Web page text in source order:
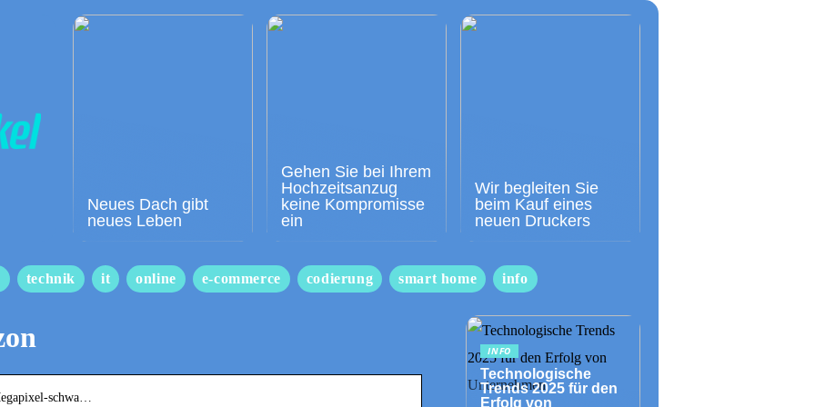
Neues Dach gibt
neues Leben
Gehen Sie bei Ihrem
Hochzeitsanzug
keine Kompromisse
ein
Wir begleiten Sie
beim Kauf eines
neuen Druckers
technik it online e-commerce codierung smart home info
schwa…
INFO
Technologische
Trends 2025 für den
Erfolg von